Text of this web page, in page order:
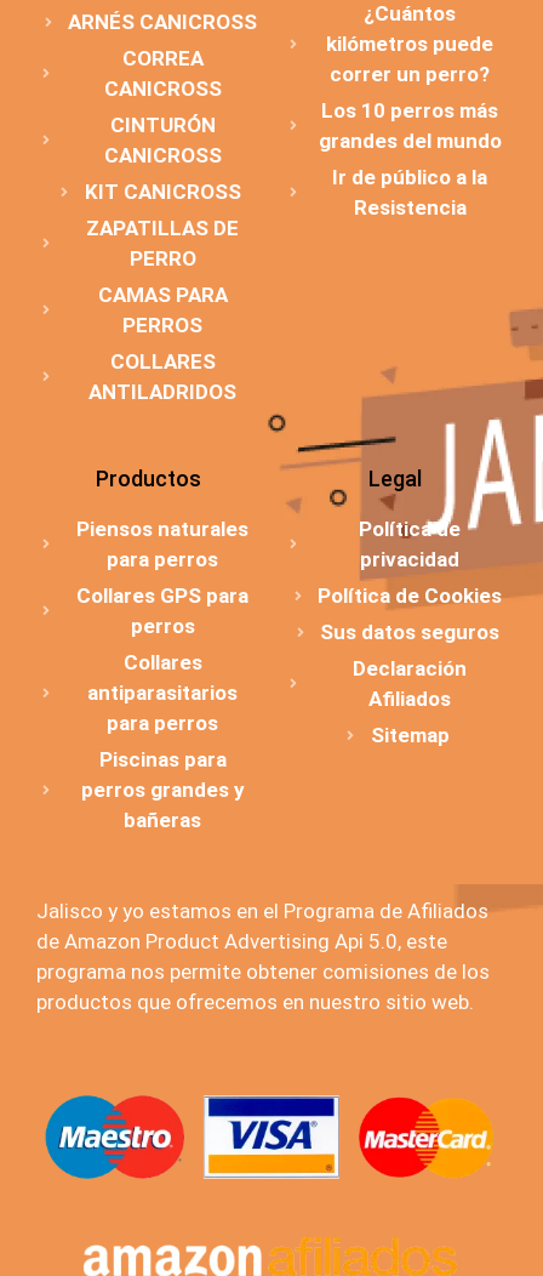
ARNÉS CANICROSS
CORREA
CANICROSS
CINTURÓN
CANICROSS
KIT CANICROSS
ZAPATILLAS DE
PERRO
CAMAS PARA
PERROS
COLLARES
ANTILADRIDOS
¿Cuántos
kilómetros puede
correr un perro?
Los 10 perros más
grandes del mundo
Ir de público a la
Resistencia
Productos
Piensos naturales
para perros
Collares GPS para
perros
Collares
antiparasitarios
para perros
Piscinas para
perros grandes y
bañeras
Legal
Política de
privacidad
Política de Cookies
Sus datos seguros
Declaración
Afiliados
Sitemap
Jalisco y yo estamos en el Programa de Afiliados
de Amazon Product Advertising Api 5.0, este
programa nos permite obtener comisiones de los
productos que ofrecemos en nuestro sitio web.